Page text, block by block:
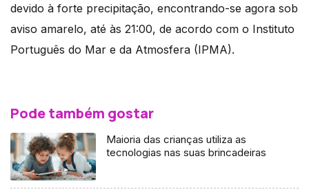
devido à forte precipitação, encontrando-se agora sob
aviso amarelo, até às 21:00, de acordo com o Instituto
Português do Mar e da Atmosfera (IPMA).
Pode também gostar
Maioria das crianças utiliza as
tecnologias nas suas brincadeiras